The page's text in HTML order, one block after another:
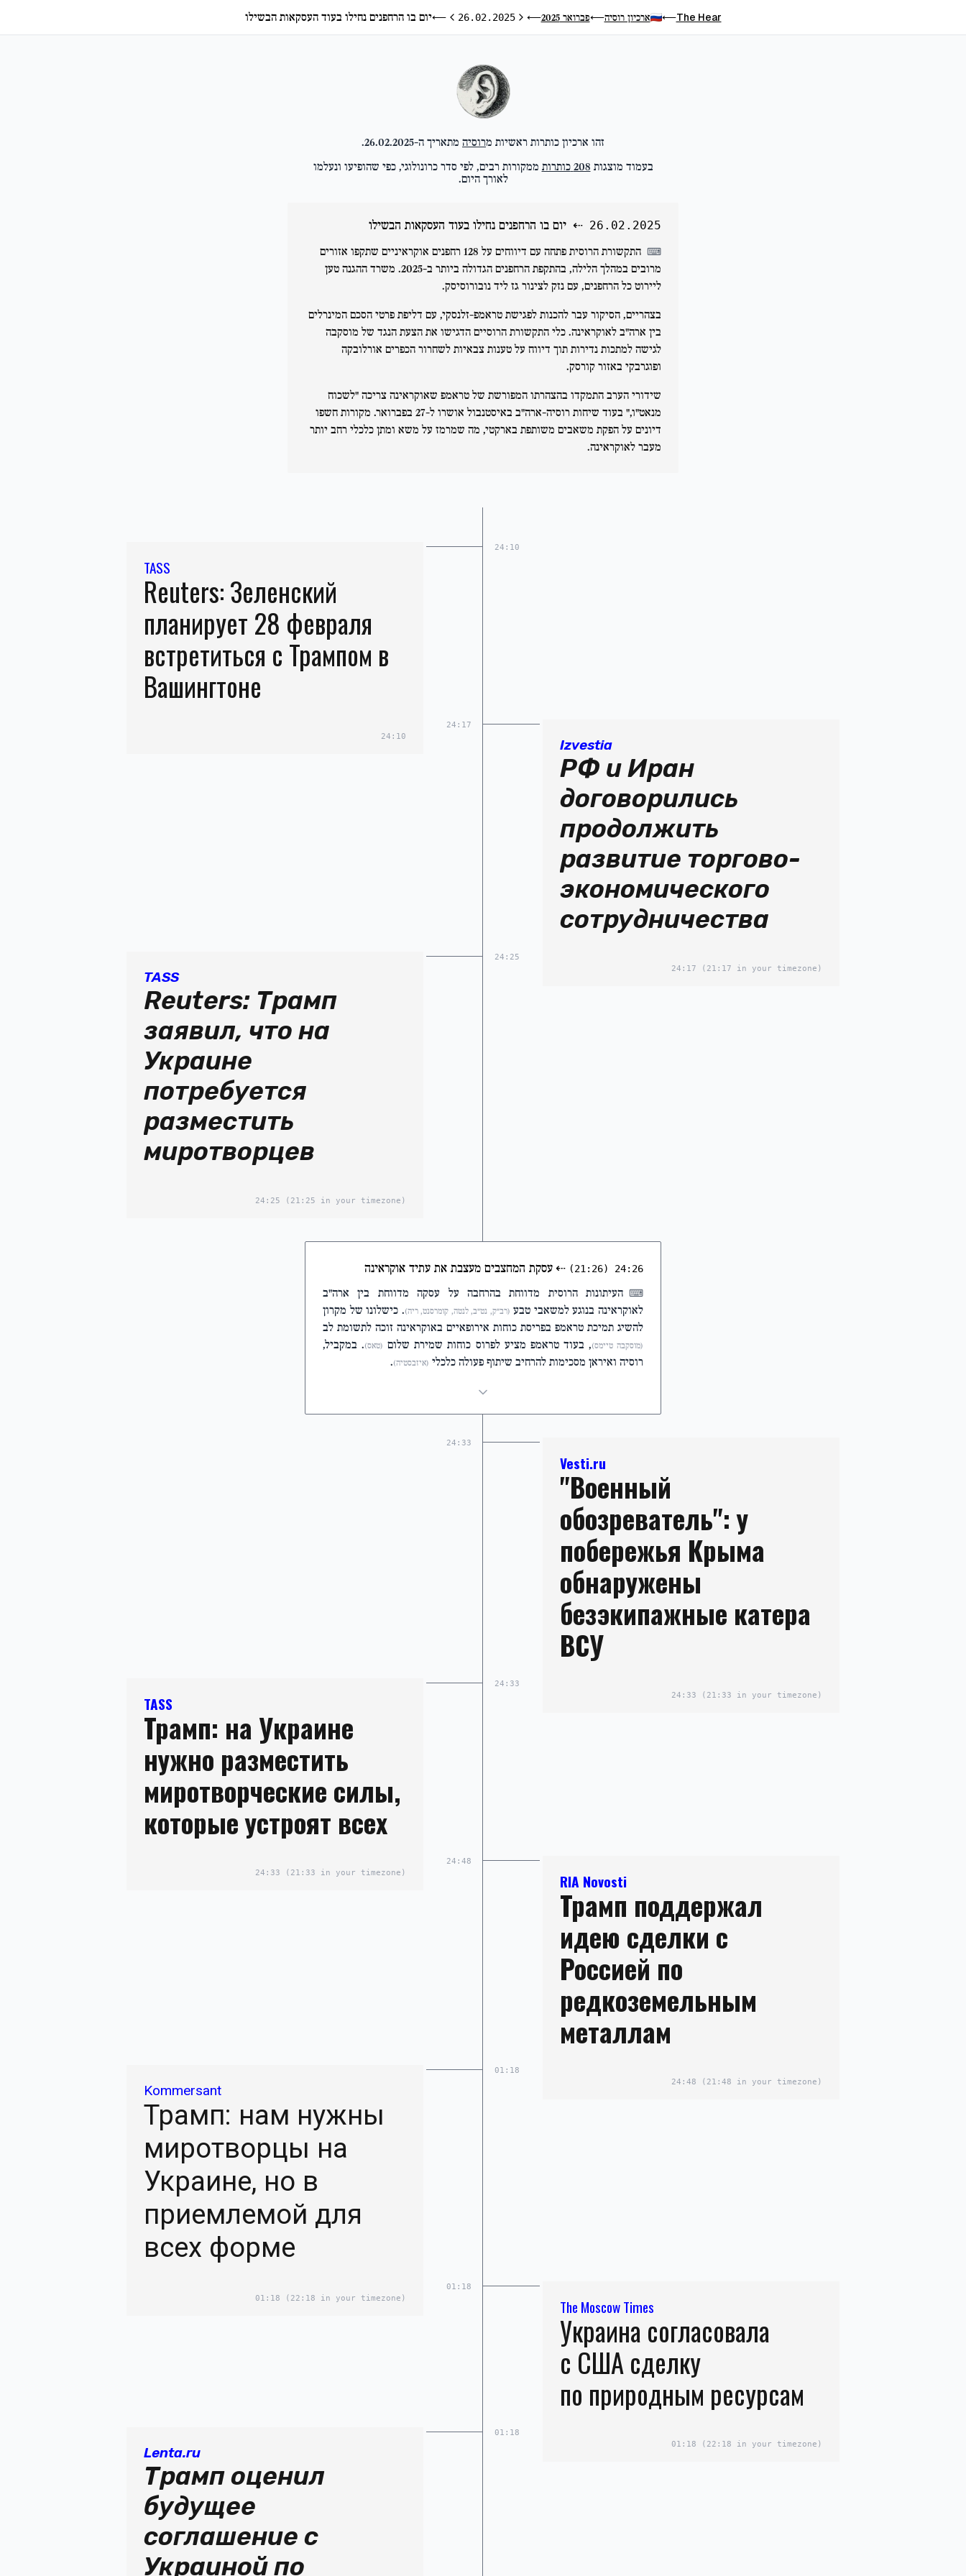
The Hear
⟵ ארכיון רוסיה⟵פברואר 2025 ⟵היום הקודם
26.02.2025 היום הבא
⟵יום בו הרחפנים נחילו בעוד העסקאות הבשילו
זהו ארכיון כותרות ראשיות מרוסיה מתאריך ה-26.02.2025
.
בעמוד מוצגות 208 כותרות ממקורות רבים, לפי סדר כרונולוגי, כפי שהופיעו ונעלמו
לאורך היום.
26.02.2025
⇠ יום בו הרחפנים נחילו בעוד העסקאות הבשילו
⌨
התקשורת הרוסית פתחה עם דיווחים על 128 רחפנים אוקראיניים שתקפו אזורים
מרובים במהלך הלילה, בהתקפת הרחפנים הגדולה ביותר ב-2025. משרד ההגנה טען
ליירוט כל הרחפנים, עם נזק לצינור גז ליד נובורוסיסק.
בצהריים, הסיקור עבר להכנות לפגישת טראמפ-זלנסקי, עם דליפת פרטי הסכם המינרלים
בין ארה"ב לאוקראינה. כלי התקשורת הרוסיים הדגישו את הצעת הנגד של מוסקבה
לגישה למתכות נדירות תוך דיווח על טענות צבאיות לשחרור הכפרים אורלובקה
ופוגרבקי באזור קורסק.
שידורי הערב התמקדו בהצהרתו המפורשת של טראמפ שאוקראינה צריכה "לשכוח
מנאט"ו," בעוד שיחות רוסיה-ארה"ב באיסטנבול אושרו ל-27 בפברואר. מקורות חשפו
דיונים על הפקת משאבים משותפת בארקטי, מה שמרמז על משא ומתן כלכלי רחב יותר
מעבר לאוקראינה.
24:10
TASS
Reuters: Зеленский
планирует 28 февраля
встретиться с Трампом в
Вашингтоне
24:10
24:17
Izvestia
РФ и Иран
договорились
продолжить
развитие торгово-
экономического
сотрудничества
24:17 (21:17 in your timezone)
24:25
TASS
Reuters: Трамп
заявил, что на
Украине
потребуется
разместить
миротворцев
24:25 (21:25 in your timezone)
24:26
(21:26)
⇠עסקת המחצבים מעצבת את עתיד אוקראינה
⌨ העיתונות הרוסית מדווחת בהרחבה על עסקה מדווחת בין ארה"ב
לאוקראינה בנוגע למשאבי טבע (רב"ק, נט"ב, לנטה, קומרסנט, ריה). כישלונו של מקרון
להשיג תמיכת טראמפ בפריסת כוחות אירופאיים באוקראינה זוכה לתשומת לב
(מוסקבה טיימס), בעוד טראמפ מציע לפרוס כוחות שמירת שלום (טאס). במקביל,
רוסיה ואיראן מסכימות להרחיב שיתוף פעולה כלכלי (איזבסטיה).
24:33
Vesti.ru
"Военный
обозреватель": у
побережья Крыма
обнаружены
безэкипажные катера
ВСУ
24:33 (21:33 in your timezone)
24:33
TASS
Трамп: на Украине
нужно разместить
миротворческие силы,
которые устроят всех
24:33 (21:33 in your timezone)
24:48
RIA Novosti
Трамп поддержал
идею сделки с
Россией по
редкоземельным
металлам
24:48 (21:48 in your timezone)
01:18
Kommersant
Трамп: нам нужны
миротворцы на
Украине, но в
приемлемой для
всех форме
01:18 (22:18 in your timezone)
01:18
The Moscow Times
Украина согласовала
с США сделку
по природным ресурсам
01:18 (22:18 in your timezone)
01:18
Lenta.ru
Трамп оценил
будущее
соглашение с
Украиной по